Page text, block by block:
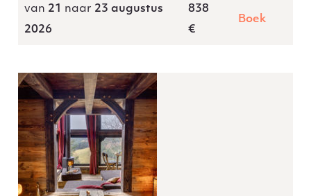
van 21 naar 23 augustus
2026
838
€
Boek